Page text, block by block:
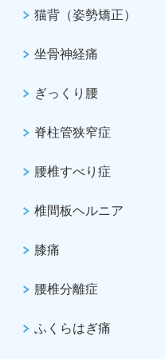
猫背（姿勢矯正）
坐骨神経痛
ぎっくり腰
脊柱管狭窄症
腰椎すべり症
椎間板ヘルニア
膝痛
腰椎分離症
ふくらはぎ痛